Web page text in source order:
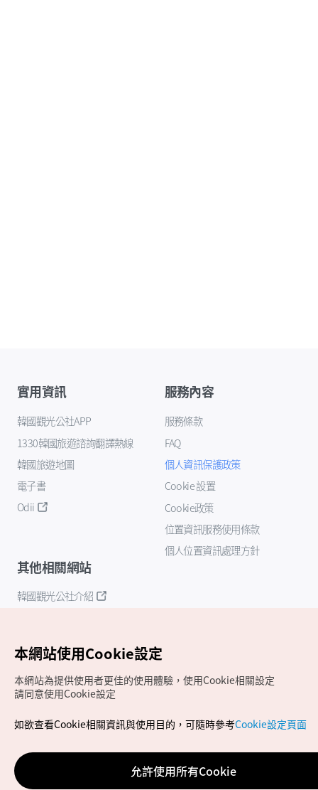
實用資訊
韓國觀光公社APP
1330韓國旅遊諮詢翻譯熱線
韓國旅遊地圖
電子書
Odii
服務內容
服務條款
FAQ
個人資訊保護政策
Cookie 設置
Cookie政策
位置資訊服務使用條款
個人位置資訊處理方針
其他相關網站
韓國觀光公社介紹
Copyrights (c) 韓國觀光公社版權所有
如有相關疑問或建議，歡迎來信至官方信箱
chinese_big5@knto.or.kr
本網站使用Cookie設定
本網站為提供使用者更佳的使用體驗，使用Cookie相關設定
請同意使用Cookie設定
如欲查看Cookie相關資訊與使用目的，可隨時參考Cookie設定頁面
允許使用所有Cookie